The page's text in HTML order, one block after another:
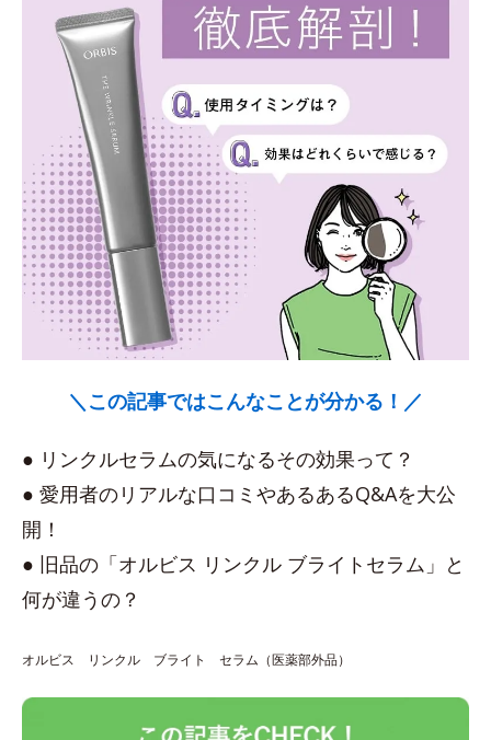
＼この記事ではこんなことが分かる！／
● リンクルセラムの気になるその効果って？
● 愛用者のリアルな口コミやあるあるQ&Aを大公
開！
● 旧品の「オルビス リンクル ブライトセラム」と
何が違うの？
オルビス リンクル ブライト セラム（医薬部外品）